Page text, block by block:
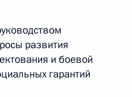
развития
и боевой
гарантий